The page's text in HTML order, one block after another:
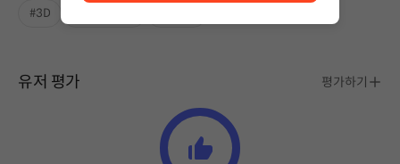
#3D
유저 평가 평가하기